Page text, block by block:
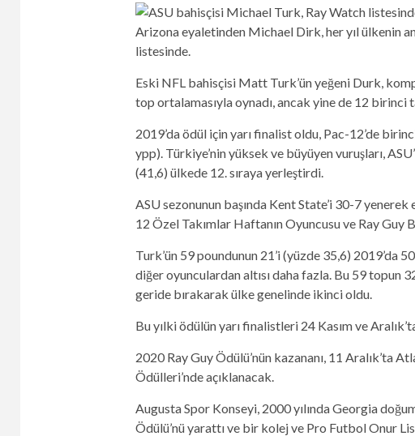
Arizona eyaletinden Michael Dirk, her yıl ülkenin
listesinde.
Eski NFL bahisçisi Matt Turk’ün yeğeni Durk,
top ortalamasıyla oynadı, ancak yine de 12 birinci
2019’da ödül için yarı finalist oldu, Pac-12’de
ypp). Türkiye’nin yüksek ve büyüyen vuruşları,
(41,6) ülkede 12. sıraya yerleştirdi.
ASU sezonunun başında Kent State’i 30-7
12 Özel Takımlar Haftanın Oyuncusu ve Ray Guy
Turk’ün 59 poundunun 21’i (yüzde 35,6) 2019’da
diğer oyunculardan altısı daha fazla. Bu 59 topun
geride bırakarak ülke genelinde ikinci oldu.
Bu yılki ödülün yarı finalistleri 24 Kasım ve
2020 Ray Guy Ödülü’nün kazananı, 11 Aralık’ta
Ödülleri’nde açıklanacak.
Augusta Spor Konseyi, 2000 yılında Georgia
Ödülü’nü yarattı ve bir kolej ve Pro Futbol Onur